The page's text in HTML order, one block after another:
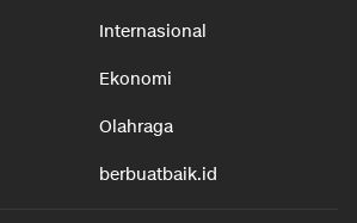
Internasional
Ekonomi
Olahraga
berbuatbaik.id